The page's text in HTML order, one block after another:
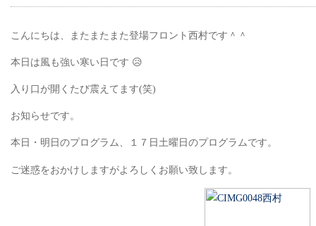
こんにちは、またまたまた登場フロント西村です＾＾
本日は風も強い寒い日です 😥
入り口が開くたび震えてます(笑)
お知らせです。
本日・明日のプログラム、１７日土曜日のプログラムです。
ご迷惑をおかけしますがよろしくお願い致します。